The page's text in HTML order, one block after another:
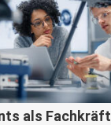
als